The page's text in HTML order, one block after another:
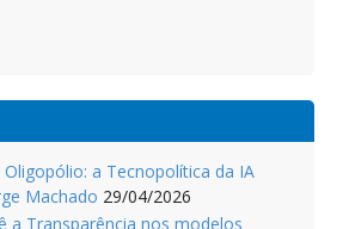
Oligopólio: a Tecnopolítica da IA
Machado 29/04/2026
a Transparência nos modelos